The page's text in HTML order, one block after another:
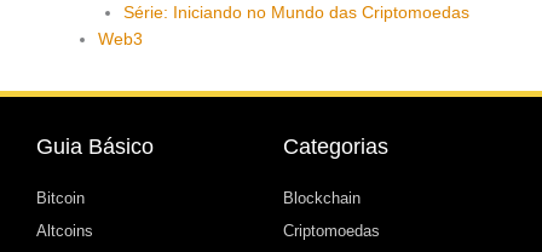
Série: Iniciando no Mundo das Criptomoedas
Web3
Guia Básico
Bitcoin
Altcoins
Categorias
Blockchain
Criptomoedas